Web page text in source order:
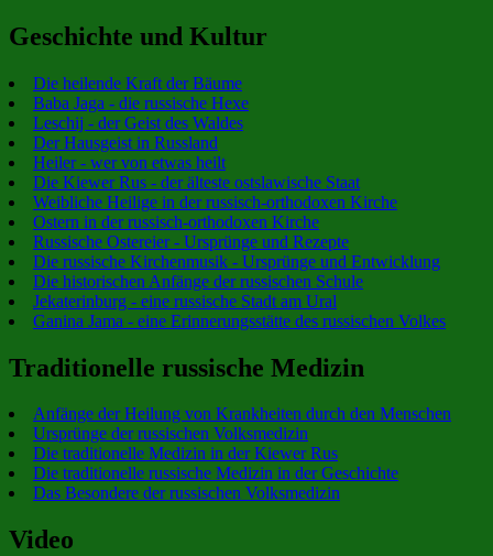
Geschichte und Kultur
Die heilende Kraft der Bäume
Baba Jaga - die russische Hexe
Leschij - der Geist des Waldes
Der Hausgeist in Russland
Heiler - wer von etwas heilt
Die Kiewer Rus - der älteste ostslawische Staat
Weibliche Heilige in der russisch-orthodoxen Kirche
Ostern in der russisch-orthodoxen Kirche
Russische Ostereier - Ursprünge und Rezepte
Die russische Kirchenmusik - Ursprünge und Entwicklung
Die historischen Anfänge der russischen Schule
Jekaterinburg - eine russische Stadt am Ural
Ganina Jama - eine Erinnerungsstätte des russischen Volkes
Traditionelle russische Medizin
Anfänge der Heilung von Krankheiten durch den Menschen
Ursprünge der russischen Volksmedizin
Die traditionelle Medizin in der Kiewer Rus
Die traditionelle russische Medizin in der Geschichte
Das Besondere der russischen Volksmedizin
Video